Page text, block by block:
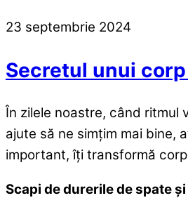
23 septembrie 2024
Secretul unui
În zilele noastre, când ritmul
ajute să ne simțim mai bine,
important, îți transformă
Scapi de durerile de spate